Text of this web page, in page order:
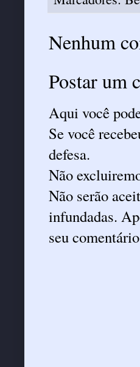
Nenhum
Postar um
Aqui você
Se você
defesa.
Não
Não serão
infundadas.
seu